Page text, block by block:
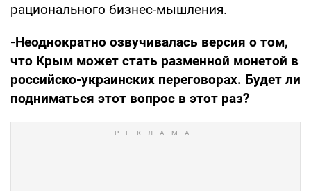
рационального бизнес-мышления.
-Неоднократно озвучивалась версия о том,
что Крым может стать разменной монетой в
российско-украинских переговорах. Будет ли
подниматься этот вопрос в этот раз?